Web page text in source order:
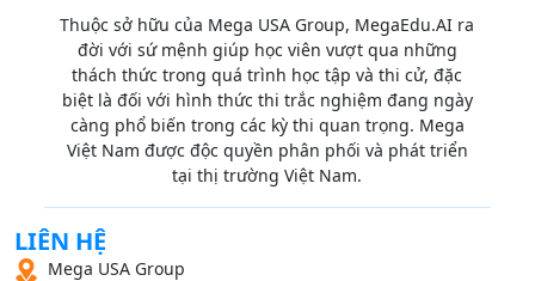
Thuộc sở hữu của Mega USA Group, MegaEdu.AI ra
đời với sứ mệnh giúp học viên vượt qua những
thách thức trong quá trình học tập và thi cử, đặc
biệt là đối với hình thức thi trắc nghiệm đang ngày
càng phổ biến trong các kỳ thi quan trọng. Mega
Việt Nam được độc quyền phân phối và phát triển
tại thị trường Việt Nam.
LIÊN HỆ
Mega USA Group